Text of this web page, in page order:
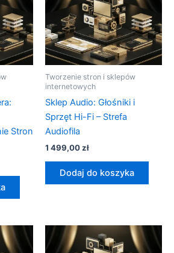
Stron
Tworzenie stron i sklepów
internetowych
Sklep Audio: Głośniki i
Sprzęt Hi-Fi – Strefa
Audiofila
1 499,00zł
Dodaj do koszyka